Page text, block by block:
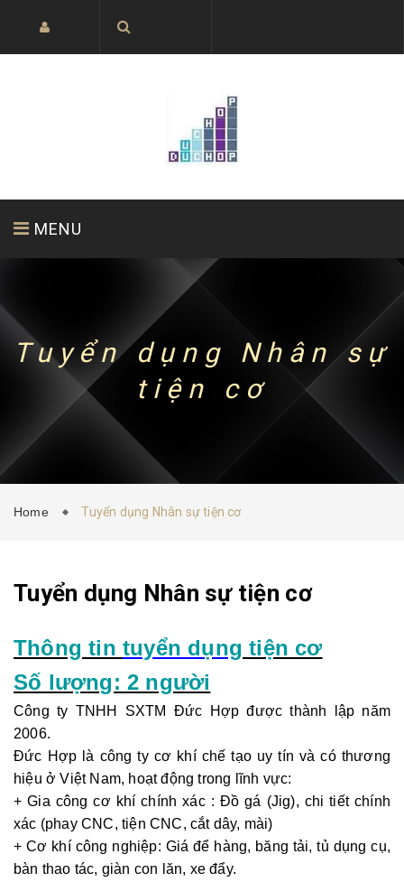
MENU
ABOUT US
CONTACT
Tuyển dụng Nhân sự
tiện cơ
Home Tuyển dụng Nhân sự tiện cơ
Tuyển dụng Nhân sự tiện cơ
Thông tin tuyển dụng tiện cơ
Số lượng: 2 người
Công ty TNHH SXTM Đức Hợp được thành lập năm
2006.
Đức Hợp là công ty cơ khí chế tạo uy tín và có thương
hiệu ở Việt Nam, hoạt động trong lĩnh vực:
+ Gia công cơ khí chính xác : Đồ gá (Jig), chi tiết chính
xác (phay CNC, tiện CNC, cắt dây, mài)
+ Cơ khí công nghiệp: Giá để hàng, băng tải, tủ dụng cụ,
bàn thao tác, giàn con lăn, xe đẩy.